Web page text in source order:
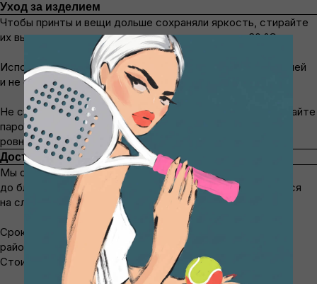
Уход за изделием
Чтобы принты и вещи дольше сохраняли яркость, стирайте
их вывернутыми наизнанку при температуре до 30 °C.
Используйте мягкие моющие средства без отбеливателей
и не отжимайте на высоких оборотах.
Не сушите под прямыми солнечными лучами. Проглаживайте
паром с изнанки. Если развесить изделие после стирки
ровно, то можно не приглаживать.
Доставка и оплата
Мы отправляем заказы транспортной компанией СДЭК
до ближайшего пункта выдачи. Отправка осуществляется
на следующий день после оформления и оплаты заказа.
Срок доставки от 3 до 10 дней. Для отдалённых
районов РФ срок может увеличиться до 21−30 дней.
Стоимость рассчитывается на основе тарифов СДЭК.